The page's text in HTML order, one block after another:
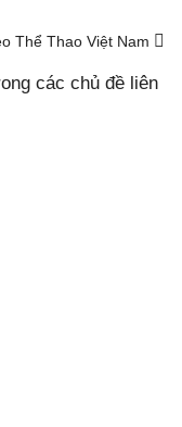
Thể Thao Việt Nam
các chủ đề liên